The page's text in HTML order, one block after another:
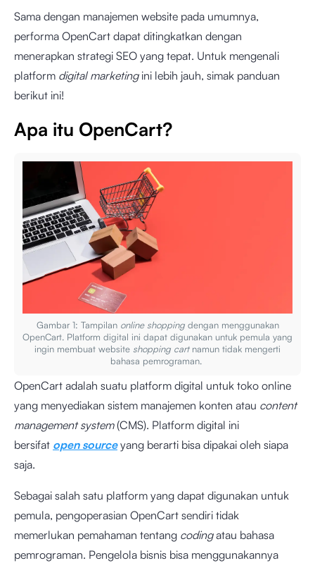
Sama dengan manajemen website pada umumnya,
performa OpenCart dapat ditingkatkan dengan
menerapkan strategi SEO yang tepat. Untuk mengenali
platform digital marketingini lebih jauh, simak panduan
berikut ini!
Apa itu OpenCart?
Gambar 1: Tampilan online shoppingdengan menggunakan
OpenCart. Platform digital ini dapat digunakan untuk pemula yang
ingin membuat website shopping cartnamun tidak mengerti
bahasa pemrograman.
OpenCart adalah suatu platform digital untuk toko online
yang menyediakan sistem manajemen konten atau content
management system(CMS). Platform digital ini
bersifat open sourceyang berarti bisa dipakai oleh siapa
saja.
Sebagai salah satu platform yang dapat digunakan untuk
pemula, pengoperasian OpenCart sendiri tidak
memerlukan pemahaman tentang codingatau bahasa
pemrograman. Pengelola bisnis bisa menggunakannya